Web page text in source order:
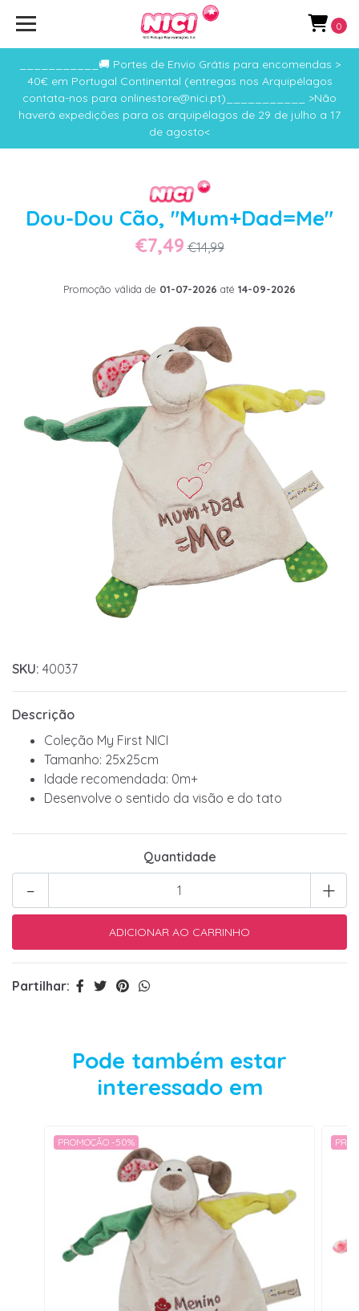
___________🚚 Portes de Envio Grátis para encomendas >
40€ em Portugal Continental (entregas nos Arquipélagos
contata-nos para onlinestore@nici.pt)___________ >Não
haverá expedições para os arquipélagos de 29 de julho a 17
de agosto<
0
Dou-Dou Cão, "Mum+Dad=Me"
€7,49 €14,99
Promoção válida de 01-07-2026 até 14-09-2026
SKU: 40037
Descrição
Coleção My First NICI
Tamanho: 25x25cm
Idade recomendada: 0m+
Desenvolve o sentido da visão e do tato
Quantidade
+
-
Partilhar:
Pode também estar
interessado em
PROMOÇÃO -50%